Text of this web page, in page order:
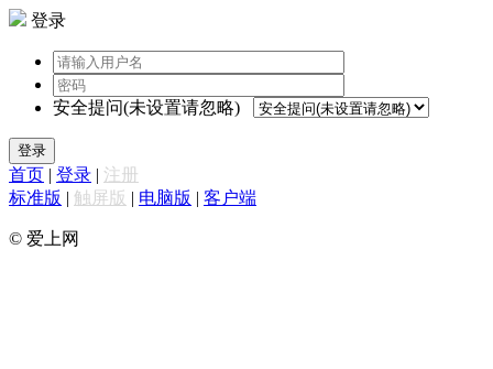
登录
安全提问(未设置请忽略)
登录
首页 | 登录 | 注册
标准版 | 触屏版 | 电脑版 | 客户端
© 爱上网